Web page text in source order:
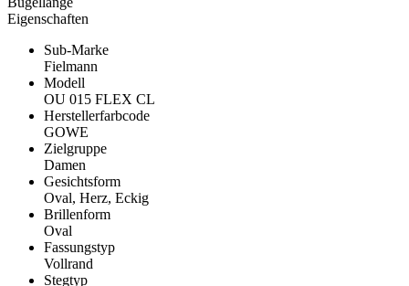
Eigenschaften
Sub-Marke
Fielmann
Modell
OU 015 FLEX CL
Herstellerfarbcode
GOWE
Zielgruppe
Damen
Gesichtsform
Oval, Herz, Eckig
Brillenform
Oval
Fassungstyp
Vollrand
Stegtyp